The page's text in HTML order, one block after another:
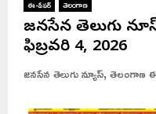
ఈ-పేపర్ తెలంగాణ
జనసేన తెలుగు
ఫిబ్రవరి 4, 2026
జనసేన తెలుగు న్యూస్,